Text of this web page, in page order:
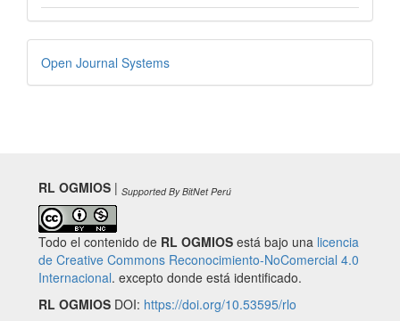
Desarrollado
por
Open Journal Systems
RL OGMIOS | Supported By BitNet Perú
Todo el contenido de RL OGMIOS está bajo una licencia
de Creative Commons Reconocimiento-NoComercial 4.0
Internacional. excepto donde está identificado.
RL OGMIOS DOI: https://doi.org/10.53595/rlo